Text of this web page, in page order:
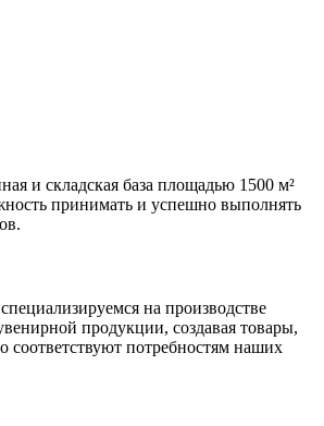
и складская база площадью 1500 м²
принимать и успешно выполнять
на производстве
продукции, создавая товары,
соответствуют потребностям наших